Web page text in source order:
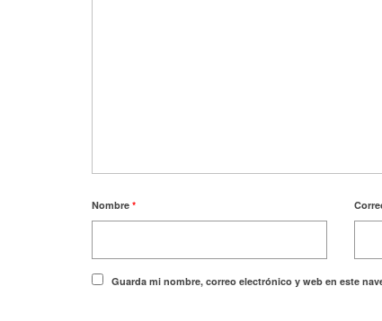
Nombre *
Guarda mi nombre, correo electrónico y web en este